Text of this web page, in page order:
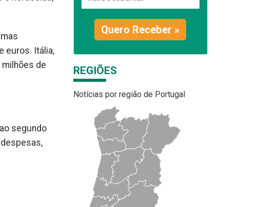
euros. Itália,
milhões de
segundo
Quero Receber »
REGIÕES
Notícias por região de Portugal